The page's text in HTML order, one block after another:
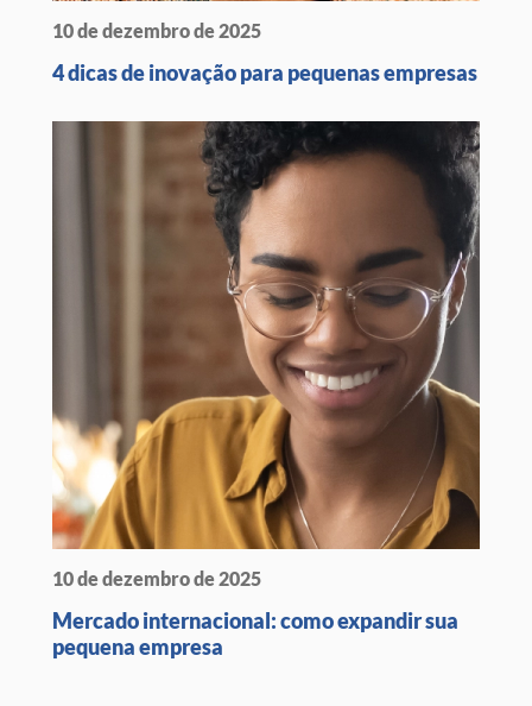
10 de dezembro de 2025
4 dicas de inovação para pequenas empresas
10 de dezembro de 2025
Mercado internacional: como expandir sua
pequena empresa